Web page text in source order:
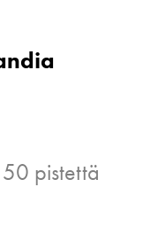
pistettä